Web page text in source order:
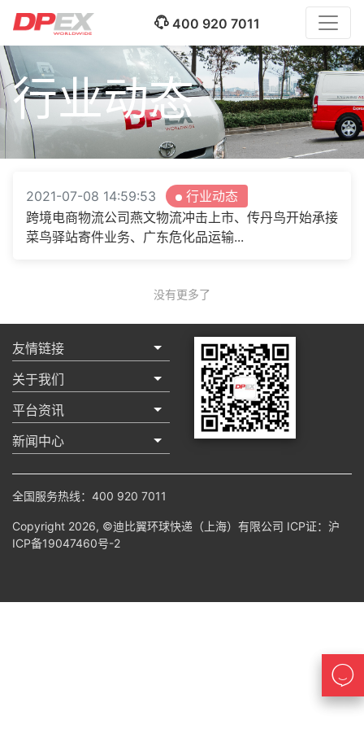
400 920 7011
行业动态
2021-07-08 14:59:53
行业动态
跨境电商物流公司燕文物流冲击上市、传丹鸟开始承接
菜鸟驿站寄件业务、广东危化品运输...
没有更多了
友情链接
关于我们
平台资讯
新闻中心
全国服务热线：400 920 7011
Copyright 2026, ©迪比翼环球快递（上海）有限公司 ICP证： 沪
ICP备19047460号-2